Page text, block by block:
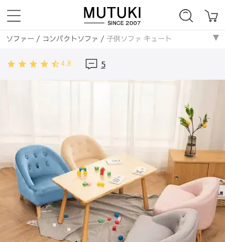
ソファー / コンパクトソファ / 子供ソファ キュート
ソファー/1人掛け/
子供ソファ キュート
子供家具
学習椅子・子供椅子
子供ソファ キュート
4.8 5